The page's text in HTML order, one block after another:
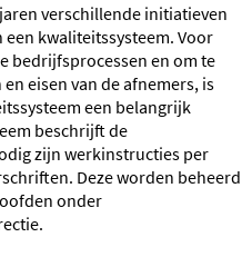
verschillende initiatieven
kwaliteitssysteem. Voor
bedrijfsprocessen en om te
eisen van de afnemers, is
een belangrijk
beschrijft de
zijn werkinstructies per
Deze worden beheerd
onder